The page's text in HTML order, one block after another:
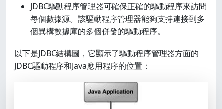
JDBC驅動程序管理器可確保正確的驅動程序來訪問
每個數據源。該驅動程序管理器能夠支持連接到多
個異構數據庫的多個併發的驅動程序。
以下是JDBC結構圖，它顯示了驅動程序管理器方面的
JDBC驅動程序和Java應用程序的位置：